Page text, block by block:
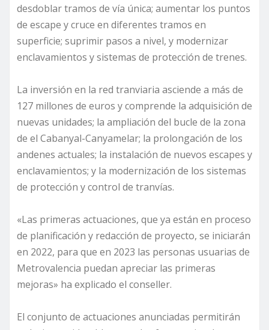
desdoblar tramos de vía única; aumentar los puntos
de escape y cruce en diferentes tramos en
superficie; suprimir pasos a nivel, y modernizar
enclavamientos y sistemas de protección de trenes.
La inversión en la red tranviaria asciende a más de
127 millones de euros y comprende la adquisición de
nuevas unidades; la ampliación del bucle de la zona
de el Cabanyal-Canyamelar; la prolongación de los
andenes actuales; la instalación de nuevos escapes y
enclavamientos; y la modernización de los sistemas
de protección y control de tranvías.
«Las primeras actuaciones, que ya están en proceso
de planificación y redacción de proyecto, se iniciarán
en 2022, para que en 2023 las personas usuarias de
Metrovalencia puedan apreciar las primeras
mejoras» ha explicado el conseller.
El conjunto de actuaciones anunciadas permitirán